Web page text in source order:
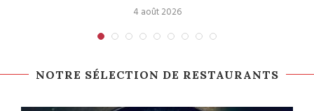
4 août 2026
NOTRE SÉLECTION DE RESTAURANTS